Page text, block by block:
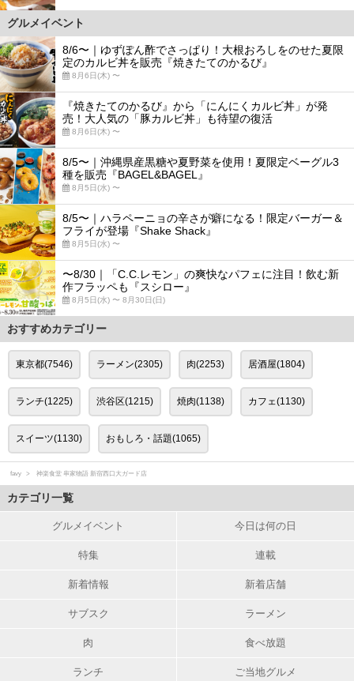
グルメイベント
8/6〜｜ゆずぽん酢でさっぱり！大根おろしをのせた夏限
定のカルビ丼を販売『焼きたてのかるび』
8月6日(木) 〜
『焼きたてのかるび』から「にんにくカルビ丼」が発
売！大人気の「豚カルビ丼」も待望の復活
8月6日(木) 〜
8/5〜｜沖縄県産黒糖や夏野菜を使用！夏限定ベーグル3
種を販売『BAGEL&BAGEL』
8月5日(水) 〜
8/5〜｜ハラペーニョの辛さが癖になる！限定バーガー＆
フライが登場『Shake Shack』
8月5日(水) 〜
〜8/30｜「C.C.レモン」の爽快なパフェに注目！飲む新
作フラッペも『スシロー』
8月5日(水) 〜 8月30日(日)
おすすめカテゴリー
東京都(7546) ラーメン(2305) 肉(2253) 居酒屋(1804)
ランチ(1225) 渋谷区(1215) 焼肉(1138) カフェ(1130)
スイーツ(1130) おもしろ・話題(1065)
favy 神楽食堂 串家物語 新宿西口大ガード店
カテゴリ一覧
グルメイベント 今日は何の日
特集 連載
新着情報 新着店舗
サブスク ラーメン
肉 食べ放題
ランチ ご当地グルメ